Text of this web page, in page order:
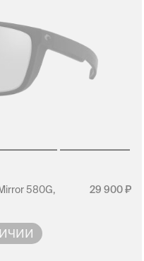
580G,
29 900